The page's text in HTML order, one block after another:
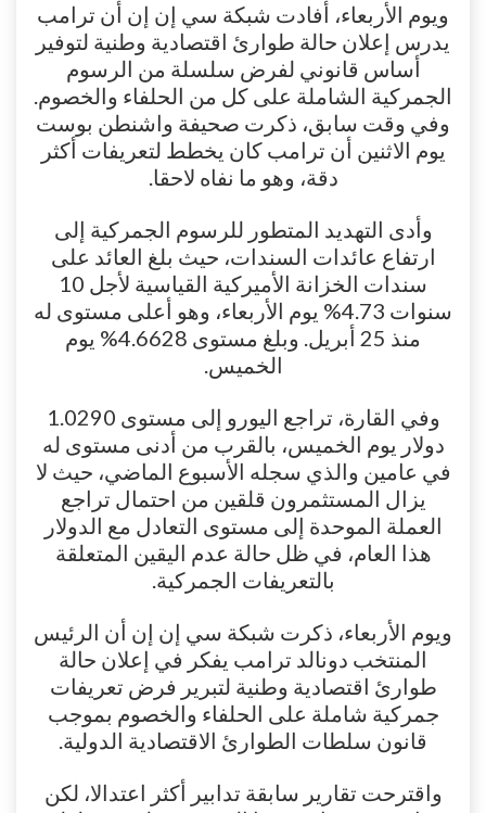
ويوم الأربعاء، أفادت شبكة سي إن إن أن ترامب
يدرس إعلان حالة طوارئ اقتصادية وطنية لتوفير
أساس قانوني لفرض سلسلة من الرسوم
الجمركية الشاملة على كل من الحلفاء والخصوم.
وفي وقت سابق، ذكرت صحيفة واشنطن بوست
يوم الاثنين أن ترامب كان يخطط لتعريفات أكثر
دقة، وهو ما نفاه لاحقا.
وأدى التهديد المتطور للرسوم الجمركية إلى
ارتفاع عائدات السندات، حيث بلغ العائد على
سندات الخزانة الأميركية القياسية لأجل 10
سنوات 4.73% يوم الأربعاء، وهو أعلى مستوى له
منذ 25 أبريل. وبلغ مستوى 4.6628% يوم
الخميس.
وفي القارة، تراجع اليورو إلى مستوى 1.0290
دولار يوم الخميس، بالقرب من أدنى مستوى له
في عامين والذي سجله الأسبوع الماضي، حيث لا
يزال المستثمرون قلقين من احتمال تراجع
العملة الموحدة إلى مستوى التعادل مع الدولار
هذا العام، في ظل حالة عدم اليقين المتعلقة
بالتعريفات الجمركية.
ويوم الأربعاء، ذكرت شبكة سي إن إن أن الرئيس
المنتخب دونالد ترامب يفكر في إعلان حالة
طوارئ اقتصادية وطنية لتبرير فرض تعريفات
جمركية شاملة على الحلفاء والخصوم بموجب
قانون سلطات الطوارئ الاقتصادية الدولية.
واقترحت تقارير سابقة تدابير أكثر اعتدالا، لكن